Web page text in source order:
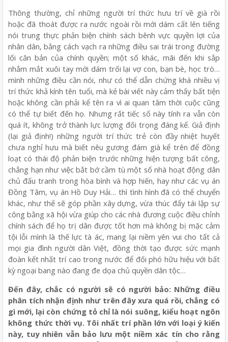
Thông thường, chỉ những người trí thức hưu trí về già rồi
hoặc đã thoát được ra nước ngoài rồi mới dám cất lên tiếng
nói trung thực phản biện chính sách bênh vực quyền lợi của
nhân dân, bằng cách vạch ra những điều sai trái trong đường
lối căn bản của chính quyền; một số khác, mãi đến khi sắp
nhắm mắt xuôi tay mới dám trối lại vợ con, bạn bè, học trò…
mình những điều cần nói, như có thể dẫn chứng khá nhiều vị
trí thức khả kính tên tuổi, mà kẻ bài viết này cảm thấy bất tiện
hoặc không cần phải kể tên ra vì ai quan tâm thời cuộc cũng
có thể tự biết đến họ. Nhưng rất tiếc số này tính ra vẫn còn
quá ít, không trở thành lực lượng đối trọng đáng kể. Giả định
(lại giả định!) những người trí thức trẻ còn đầy nhiệt huyết
chưa nghỉ hưu mà biết nêu gương đám già kể trên để đồng
loạt có thái độ phản biện trước những hiện tượng bất công,
chẳng hạn như việc bắt bớ cầm tù một số nhà hoạt động dân
chủ đấu tranh trong hòa bình và hợp hiến, hay như các vụ án
Đồng Tâm, vụ án Hồ Duy Hải… thì tình hình đã có thể chuyển
khác, như thế sẽ góp phần xây dựng, vừa thúc đẩy tái lập sự
công bằng xã hội vừa giúp cho các nhà đương cuộc điều chỉnh
chính sách để họ trị dân được tốt hơn mà không bị mặc cảm
tội lỗi mình là thế lực tà ác, mang lại niềm yên vui cho tất cả
mọi gia đình người dân Việt, đồng thời tạo được sức mạnh
đoàn kết nhất trí cao trong nước để đối phó hữu hiệu với bất
kỳ ngoại bang nào đang đe dọa chủ quyền dân tộc…
Đến đây, chắc có người sẽ có người bảo: Những điều
phân tích nhận định như trên đây xưa quá rồi, chẳng có
gì mới, lại còn chứng tỏ chỉ là nói suông, kiểu hoạt ngôn
không thức thời vụ. Tôi nhất trí phần lớn với loại ý kiến
này, tuy nhiên vẫn bảo lưu một niềm xác tín cho rằng